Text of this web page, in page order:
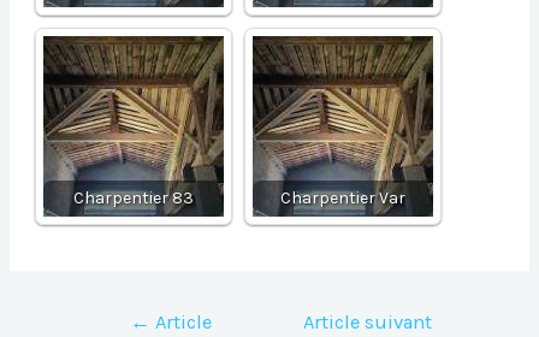
Charpentier 83 Charpentier Var
Navigation
← Article
Article suivant